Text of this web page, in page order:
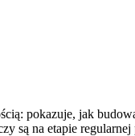
pokazuje, jak
są na etapie regularnej